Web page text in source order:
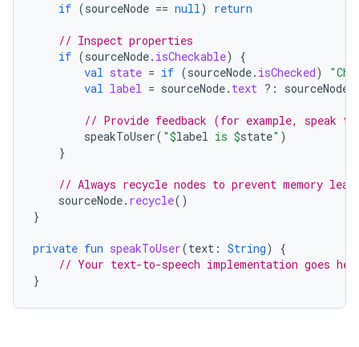
if (sourceNode == null) return
// Inspect properties
if (sourceNode. isCheckable)
{
val state = if (sourceNode. isChecked)
val label = sourceNode. text ?: sourceNode
// Provide feedback (for example, speak
speakToUser( "$label is $state" )
}
// Always recycle nodes to prevent memory
sourceNode. recycle()
}
private fun speakToUser(text : String)
{
// Your text-to-speech implementation goes
}